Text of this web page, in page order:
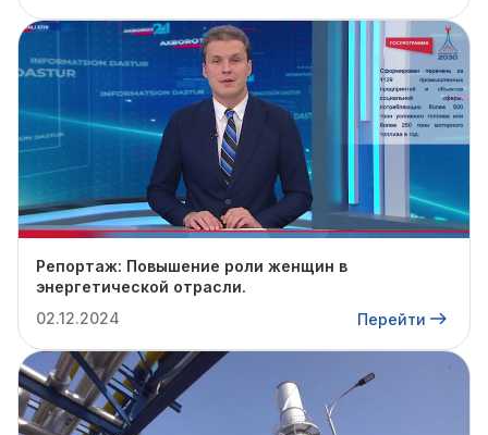
Репортаж: Повышение роли женщин в
энергетической отрасли.
02.12.2024
Перейти